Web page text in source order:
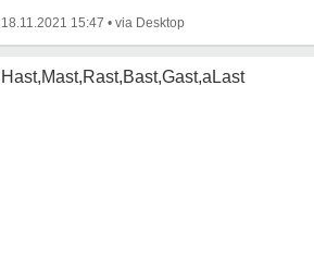
18.11.2021 15:47 •
Hast,Mast,Rast,Bast,Gast,aLast